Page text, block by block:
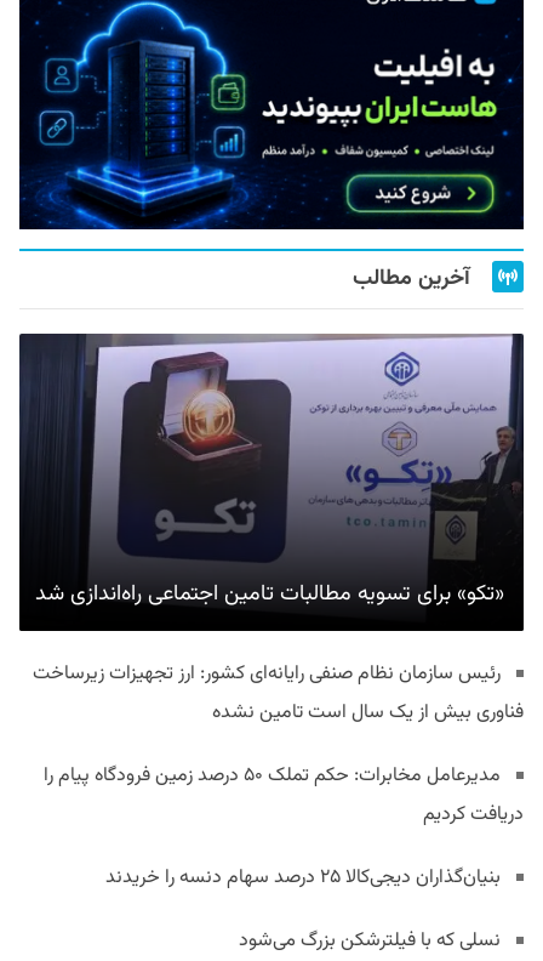
آخرین مطالب
«تکو» برای تسویه مطالبات تامین اجتماعی راه‌اندازی شد
رئیس سازمان نظام صنفی رایانه‌ای کشور: ارز تجهیزات زیرساخت
فناوری بیش از یک سال است تامین نشده
مدیرعامل مخابرات: حکم تملک ۵۰ درصد زمین فرودگاه پیام را
دریافت کردیم
بنیان‌گذاران دیجی‌کالا ۲۵ درصد سهام دنسه را خریدند
نسلی که با فیلترشکن بزرگ می‌شود